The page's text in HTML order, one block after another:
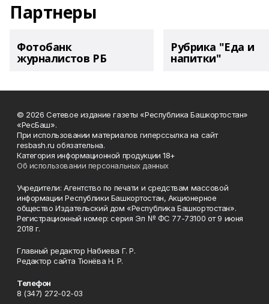
Партнеры
Фотобанк
журналистов РБ
Рубрика "Еда и
напитки"
© 2026 Сетевое издание газеты «Республика Башкортостан»
«РесБаш».
При использовании материалов гиперссылка на сайт
resbash.ru обязательна.
Категория информационной продукции 18+
Об использовании персональных данных
Учредители: Агентство по печати и средствам массовой
информации Республики Башкортостан, Акционерное
общество Издательский дом «Республика Башкортостан».
Регистрационный номер: серия Эл № ФС 77-73100 от 9 июня
2018 г.
Главный редактор Набиева Г. Р.
Редактор сайта Тюнёва Н. Р.
Телефон
8 (347) 272-02-03